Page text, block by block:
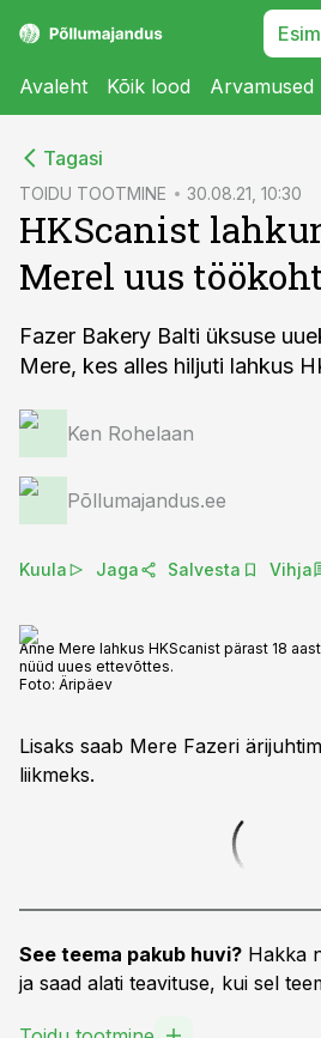
Avaleht Kõik lood Arvamused
Tagasi
TOIDU TOOTMINE 30.08.21, 10:30
HKScanist
Merel uus
Fazer Bakery Balti üksuse
Mere, kes alles hiljuti lahkus
Ken Rohelaan
Põllumajandus.ee
Kuula Jaga Salvesta Vihja
Anne Mere lahkus HKScanist pärast 18
nüüd uues ettevõttes.
Foto: Äripäev
Lisaks saab Mere Fazeri
liikmeks.
See teema pakub huvi? Hakka
ja saad alati teavituse, kui sel